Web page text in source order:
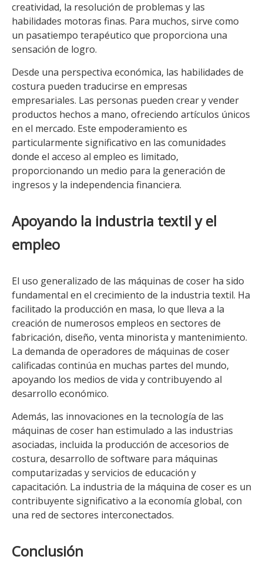
creatividad, la resolución de problemas y las
habilidades motoras finas. Para muchos, sirve como
un pasatiempo terapéutico que proporciona una
sensación de logro.
Desde una perspectiva económica, las habilidades de
costura pueden traducirse en empresas
empresariales. Las personas pueden crear y vender
productos hechos a mano, ofreciendo artículos únicos
en el mercado. Este empoderamiento es
particularmente significativo en las comunidades
donde el acceso al empleo es limitado,
proporcionando un medio para la generación de
ingresos y la independencia financiera.
Apoyando la industria textil y el
empleo
El uso generalizado de las máquinas de coser ha sido
fundamental en el crecimiento de la industria textil. Ha
facilitado la producción en masa, lo que lleva a la
creación de numerosos empleos en sectores de
fabricación, diseño, venta minorista y mantenimiento.
La demanda de operadores de máquinas de coser
calificadas continúa en muchas partes del mundo,
apoyando los medios de vida y contribuyendo al
desarrollo económico.
Además, las innovaciones en la tecnología de las
máquinas de coser han estimulado a las industrias
asociadas, incluida la producción de accesorios de
costura, desarrollo de software para máquinas
computarizadas y servicios de educación y
capacitación. La industria de la máquina de coser es un
contribuyente significativo a la economía global, con
una red de sectores interconectados.
Conclusión